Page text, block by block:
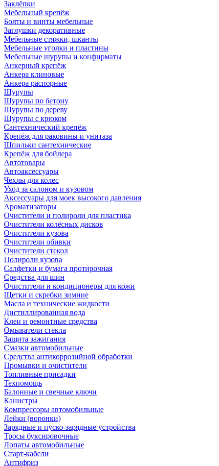
Заклёпки
Мебельный крепёж
Болты и винты мебельные
Заглушки декоративные
Мебельные стяжки, шканты
Мебельные уголки и пластины
Мебельные шурупы и конфирматы
Анкерный крепёж
Анкера клиновые
Анкера распорные
Шурупы
Шурупы по бетону
Шурупы по дереву
Шурупы с крюком
Сантехнический крепёж
Крепёж для раковины и унитаза
Шпильки сантехнические
Крепёж для бойлера
Автотовары
Автоаксессуары
Чехлы для колес
Уход за салоном и кузовом
Аксессуары для моек высокого давления
Ароматизаторы
Очистители и полироли для пластика
Очистители колёсных дисков
Очистители кузова
Очистители обивки
Очистители стекол
Полироли кузова
Салфетки и бумага протирочная
Средства для шин
Очистители и кондиционеры для кожи
Щетки и скребки зимние
Масла и технические жидкости
Дистиллированная вода
Клеи и ремонтные средства
Омыватели стекла
Защита зажигания
Смазки автомобильные
Средства антикоррозийной обработки
Промывки и очистители
Топливные присадки
Техпомощь
Балонные и свечные ключи
Канистры
Компрессоры автомобильные
Лейки (воронки)
Зарядные и пуско-зарядные устройства
Тросы буксировочные
Лопаты автомобильные
Старт-кабели
Антифриз